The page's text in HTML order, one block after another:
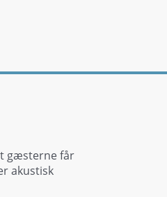
gæsterne får
akustisk